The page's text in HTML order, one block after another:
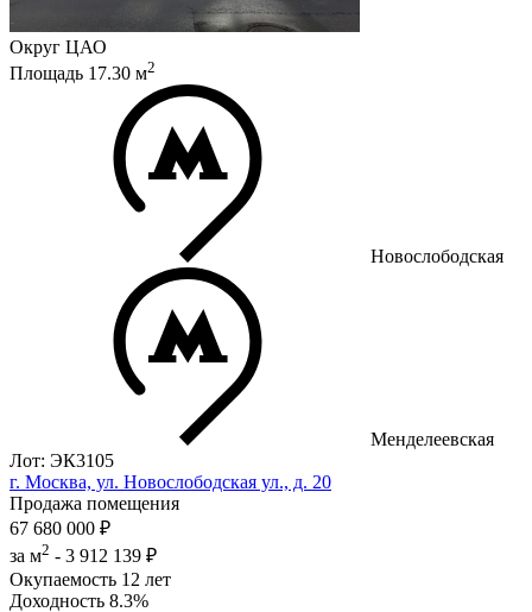
Округ ЦАО
Площадь 17.30 м2
Новослободская
Менделеевская
Лот: ЭК3105
г. Москва, ул. Новослободская ул., д. 20
Продажа помещения
67 680 000 ₽
за м2 - 3 912 139 ₽
Окупаемость 12 лет
Доходность 8.3%